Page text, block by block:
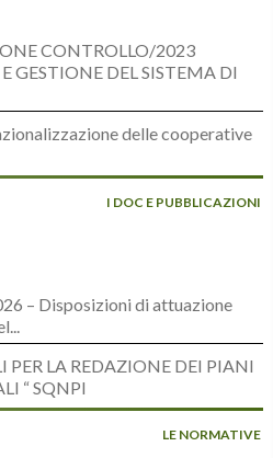
CONTROLLO/2023
GESTIONE DEL SISTEMA DI
delle cooperative
I DOC E PUBBLICAZIONI
– Disposizioni di attuazione
LA REDAZIONE DEI PIANI
“ SQNPI
LE NORMATIVE